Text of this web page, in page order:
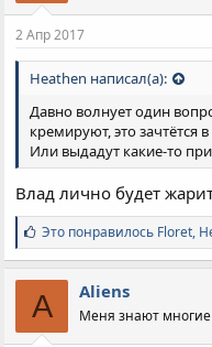
2 Апр 2017
Heathen написал(а):
Давно волнует один
кремируют, это зачтётся
Или выдадут какие-то
Влад лично будет
С
и
м
п
а
т
и
Это понравилось Floret,
A Aliens
Меня знают многие